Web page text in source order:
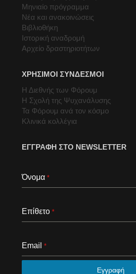
Μηνιαίο πρόγραμμα
Νέα και ανακοινώσεις
Βιβλιοθήκη
Ιστορική αναδρομή
Αρχείο δραστηριοτήτων
ΧΡΗΣΙΜΟΙ ΣΥΝΔΕΣΜΟΙ
Η Διεθνής των Φόρουμ
Η Σχολή της Ψυχανάλυσης
Τα Φόρουμ ανά τον κόσμο
Κλινικά κολλέγια
ΕΓΓΡΑΦΗ ΣΤΟ NEWSLETTER
Όνομα *
Επίθετο *
Email *
Εγγραφή